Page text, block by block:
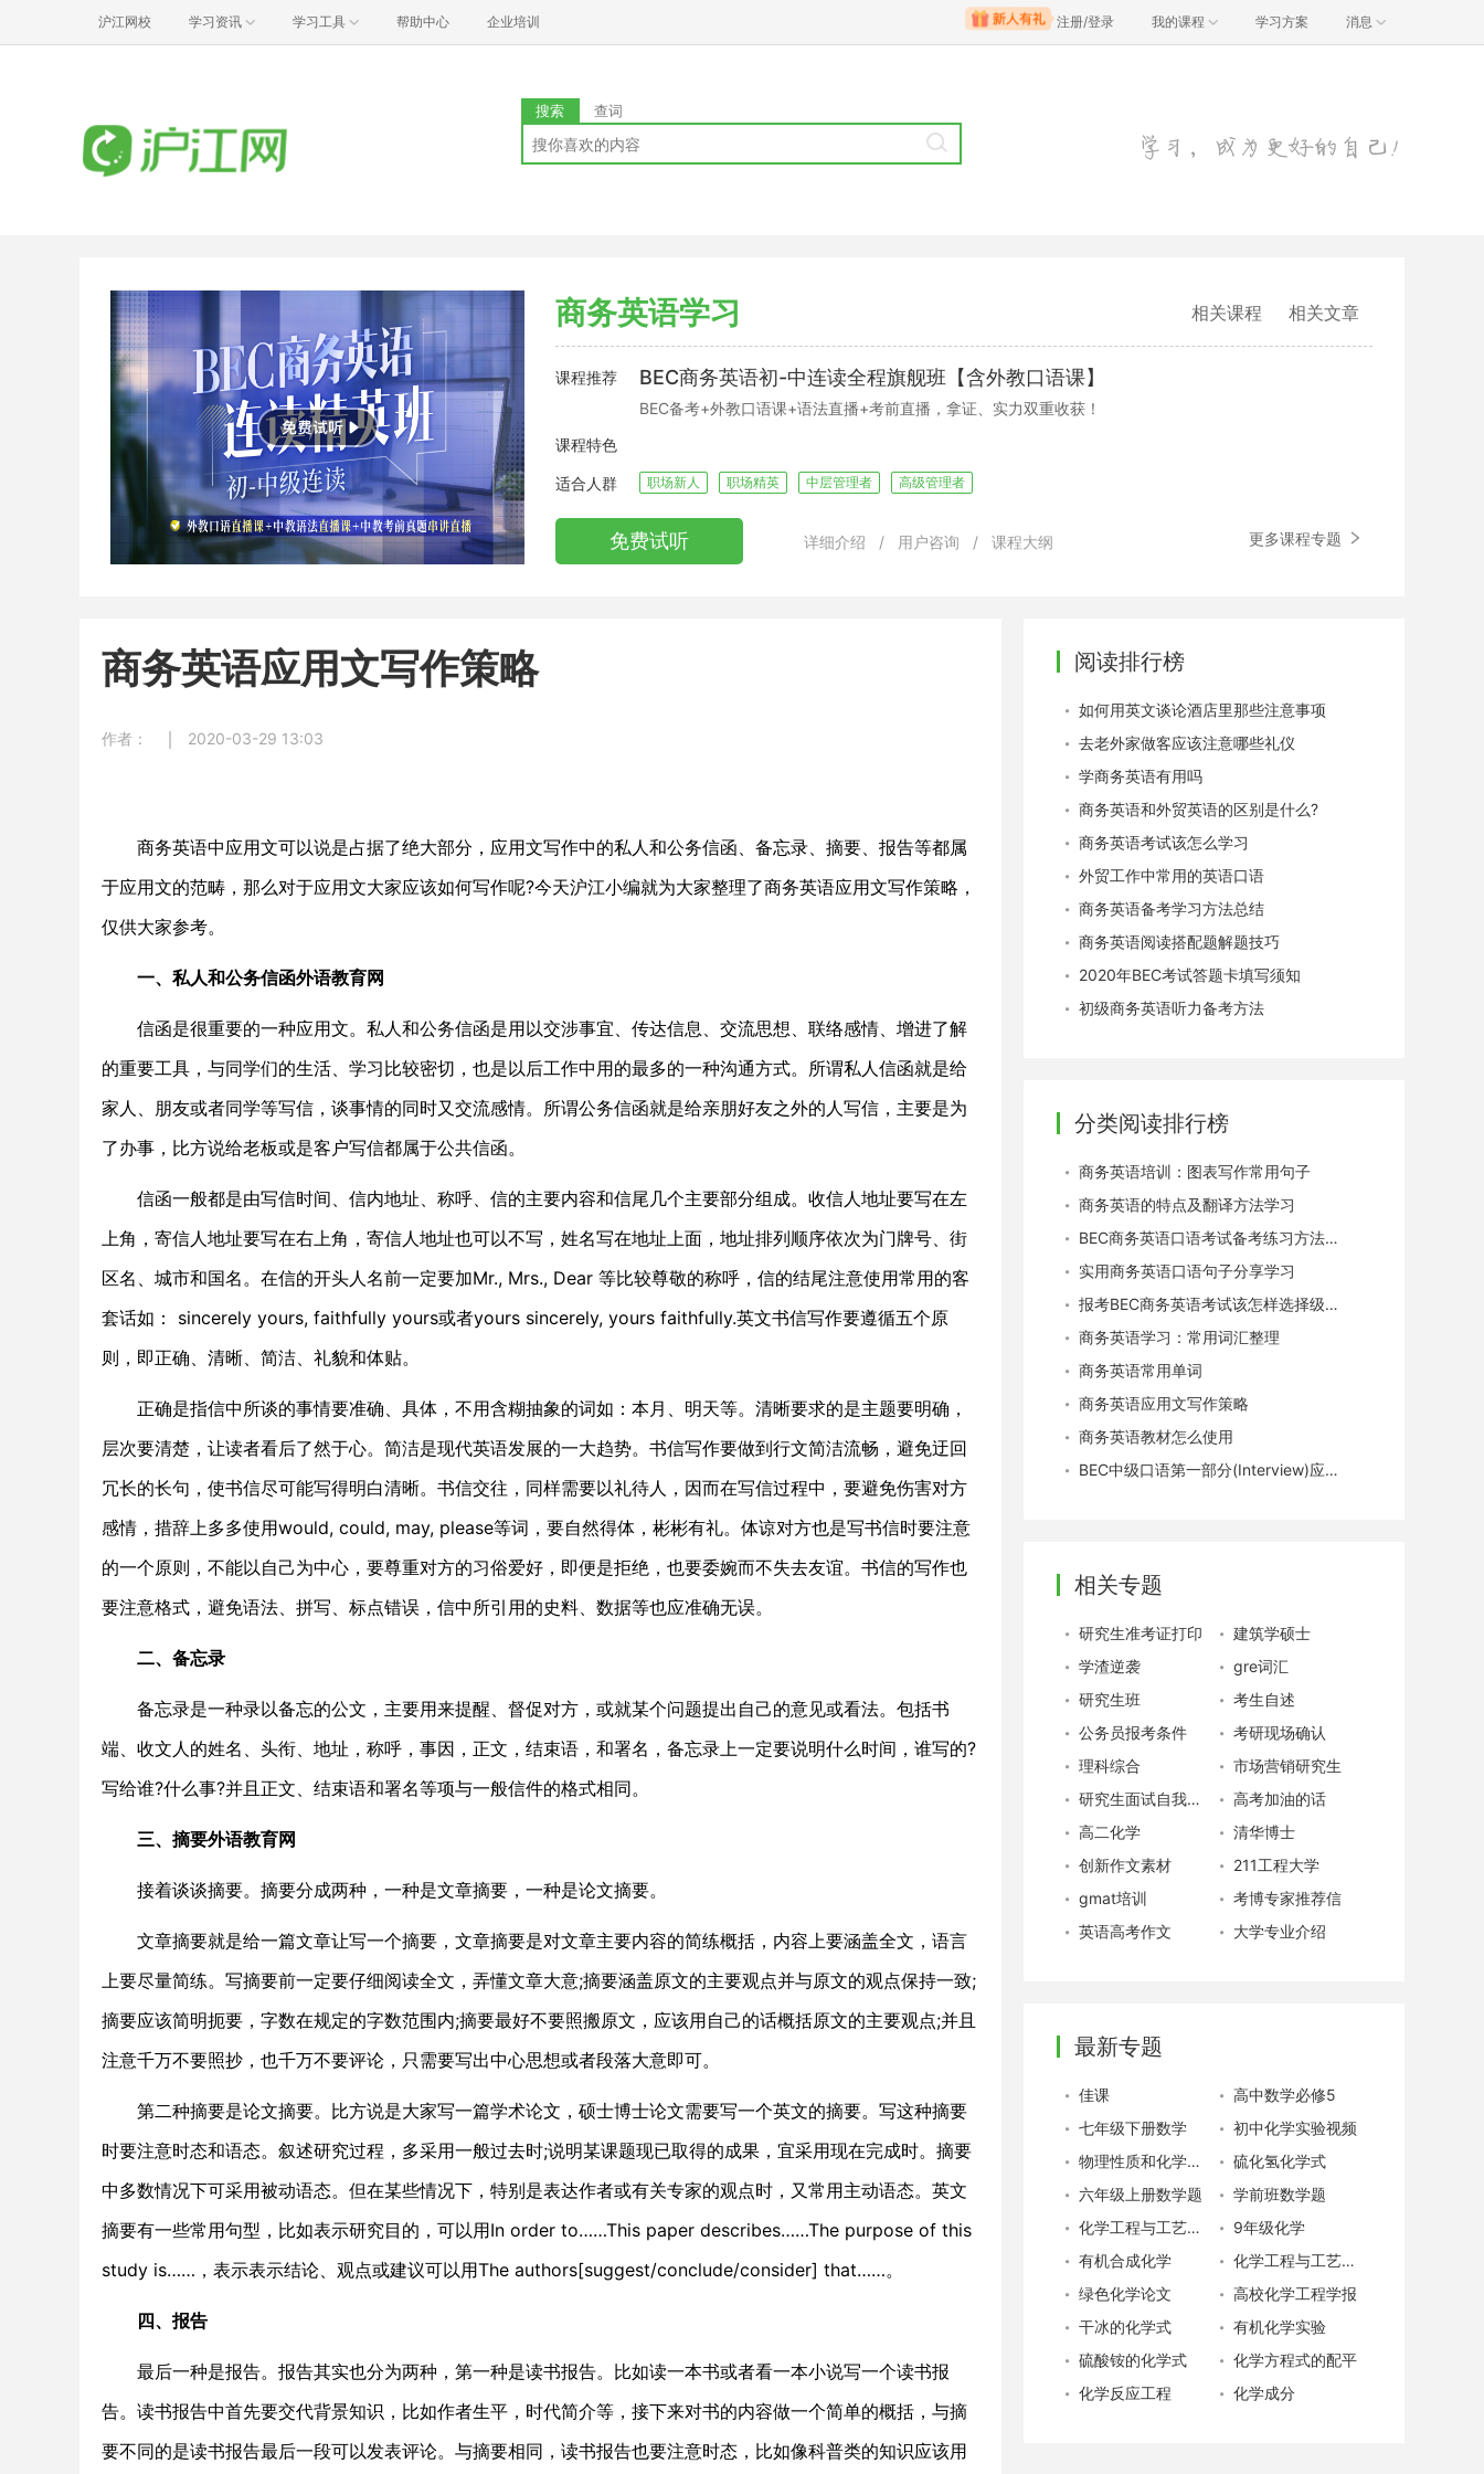
沪江网校 学习资讯 学习工具 帮助中心 企业培训 注册/登录 我的课程 学习方案 消息
搜索 查词
商务英语学习 相关文章
相关课程
课程推荐 BEC商务英语初-中连读全程旗舰班【含外教口语课】
BEC备考+外教口语课+语法直播+考前直播，拿证、实力双重收获！
课程特色
适合人群 职场新人 职场精英 中层管理者 高级管理者
免费试听 详细介绍 / 用户咨询 / 课程大纲 更多课程专题
商务英语应用文写作策略
作者： 2020-03-29 13:03
商务英语中应用文可以说是占据了绝大部分，应用文写作中的私人和公务信函、备忘录、摘要、报告等都属
于应用文的范畴，那么对于应用文大家应该如何写作呢?今天沪江小编就为大家整理了商务英语应用文写作策略，
仅供大家参考。
一、私人和公务信函外语教育网
信函是很重要的一种应用文。私人和公务信函是用以交涉事宜、传达信息、交流思想、联络感情、增进了解
的重要工具，与同学们的生活、学习比较密切，也是以后工作中用的最多的一种沟通方式。所谓私人信函就是给
家人、朋友或者同学等写信，谈事情的同时又交流感情。所谓公务信函就是给亲朋好友之外的人写信，主要是为
了办事，比方说给老板或是客户写信都属于公共信函。
信函一般都是由写信时间、信内地址、称呼、信的主要内容和信尾几个主要部分组成。收信人地址要写在左
上角，寄信人地址要写在右上角，寄信人地址也可以不写，姓名写在地址上面，地址排列顺序依次为门牌号、街
区名、城市和国名。在信的开头人名前一定要加Mr., Mrs., Dear 等比较尊敬的称呼，信的结尾注意使用常用的客
套话如： sincerely yours, faithfully yours或者yours sincerely, yours faithfully.英文书信写作要遵循五个原
则，即正确、清晰、简洁、礼貌和体贴。
正确是指信中所谈的事情要准确、具体，不用含糊抽象的词如：本月、明天等。清晰要求的是主题要明确，
层次要清楚，让读者看后了然于心。简洁是现代英语发展的一大趋势。书信写作要做到行文简洁流畅，避免迂回
冗长的长句，使书信尽可能写得明白清晰。书信交往，同样需要以礼待人，因而在写信过程中，要避免伤害对方
感情，措辞上多多使用would, could, may, please等词，要自然得体，彬彬有礼。体谅对方也是写书信时要注意
的一个原则，不能以自己为中心，要尊重对方的习俗爱好，即便是拒绝，也要委婉而不失去友谊。书信的写作也
要注意格式，避免语法、拼写、标点错误，信中所引用的史料、数据等也应准确无误。
二、备忘录
备忘录是一种录以备忘的公文，主要用来提醒、督促对方，或就某个问题提出自己的意见或看法。包括书
端、收文人的姓名、头衔、地址，称呼，事因，正文，结束语，和署名，备忘录上一定要说明什么时间，谁写的?
写给谁?什么事?并且正文、结束语和署名等项与一般信件的格式相同。
三、摘要外语教育网
接着谈谈摘要。摘要分成两种，一种是文章摘要，一种是论文摘要。
文章摘要就是给一篇文章让写一个摘要，文章摘要是对文章主要内容的简练概括，内容上要涵盖全文，语言
上要尽量简练。写摘要前一定要仔细阅读全文，弄懂文章大意;摘要涵盖原文的主要观点并与原文的观点保持一致;
摘要应该简明扼要，字数在规定的字数范围内;摘要最好不要照搬原文，应该用自己的话概括原文的主要观点;并且
注意千万不要照抄，也千万不要评论，只需要写出中心思想或者段落大意即可。
第二种摘要是论文摘要。比方说是大家写一篇学术论文，硕士博士论文需要写一个英文的摘要。写这种摘要
时要注意时态和语态。叙述研究过程，多采用一般过去时;说明某课题现已取得的成果，宜采用现在完成时。摘要
中多数情况下可采用被动语态。但在某些情况下，特别是表达作者或有关专家的观点时，又常用主动语态。英文
摘要有一些常用句型，比如表示研究目的，可以用In order to……This paper describes……The purpose of this
study is……，表示表示结论、观点或建议可以用The authors[suggest/conclude/consider] that……。
四、报告
最后一种是报告。报告其实也分为两种，第一种是读书报告。比如读一本书或者看一本小说写一个读书报
告。读书报告中首先要交代背景知识，比如作者生平，时代简介等，接下来对书的内容做一个简单的概括，与摘
要不同的是读书报告最后一段可以发表评论。与摘要相同，读书报告也要注意时态，比如像科普类的知识应该用
阅读排行榜
如何用英文谈论酒店里那些注意事项
去老外家做客应该注意哪些礼仪
学商务英语有用吗
商务英语和外贸英语的区别是什么?
商务英语考试该怎么学习
外贸工作中常用的英语口语
商务英语备考学习方法总结
商务英语阅读搭配题解题技巧
2020年BEC考试答题卡填写须知
初级商务英语听力备考方法
分类阅读排行榜
商务英语培训：图表写作常用句子
商务英语的特点及翻译方法学习
BEC商务英语口语考试备考练习方法推荐
实用商务英语口语句子分享学习
报考BEC商务英语考试该怎样选择级别？
商务英语学习：常用词汇整理
商务英语常用单词
商务英语应用文写作策略
商务英语教材怎么使用
BEC中级口语第一部分(Interview)应试技巧
相关专题
研究生准考证打印
建筑学硕士
学渣逆袭
gre词汇
研究生班
考生自述
公务员报考条件
考研现场确认
理科综合
市场营销研究生
研究生面试自我介绍
高考加油的话
高二化学
清华博士
创新作文素材
211工程大学
gmat培训
考博专家推荐信
英语高考作文
大学专业介绍
最新专题
佳课
高中数学必修5
七年级下册数学
初中化学实验视频
物理性质和化学性质
硫化氢化学式
六年级上册数学题
学前班数学题
化学工程与工艺专业就业
9年级化学
有机合成化学
化学工程与工艺专业
绿色化学论文
高校化学工程学报
干冰的化学式
有机化学实验
硫酸铵的化学式
化学方程式的配平
化学反应工程
化学成分